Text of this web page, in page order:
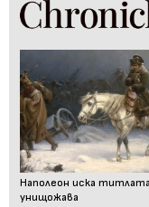
Наполеон иска
унищожава